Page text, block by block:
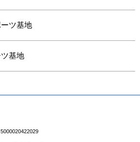
ツ基地
基地